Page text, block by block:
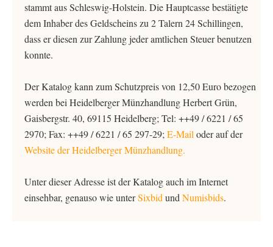
stammt aus Schleswig-Holstein. Die Hauptcasse bestätigte
dem Inhaber des Geldscheins zu 2 Talern 24 Schillingen,
dass er diesen zur Zahlung jeder amtlichen Steuer benutzen
konnte.
Der Katalog kann zum Schutzpreis von 12,50 Euro bezogen
werden bei Heidelberger Münzhandlung Herbert Grün,
Gaisbergstr. 40, 69115 Heidelberg; Tel: ++49 / 6221 / 65
2970; Fax: ++49 / 6221 / 65 297-29; E-Mail oder auf der
Website der Heidelberger Münzhandlung.
Unter dieser Adresse ist der Katalog auch im Internet
einsehbar, genauso wie unterSixbid und Numisbids.